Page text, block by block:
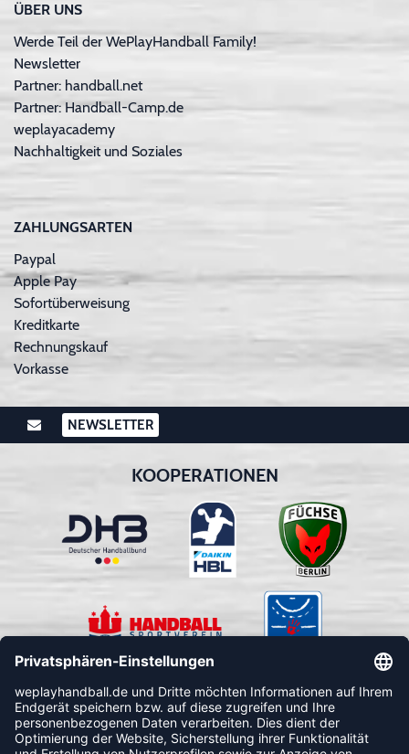
ÜBER UNS
Werde Teil der WePlayHandball Family!
Newsletter
Partner: handball.net
Partner: Handball-Camp.de
weplayacademy
Nachhaltigkeit und Soziales
ZAHLUNGSARTEN
Paypal
Apple Pay
Sofortüberweisung
Kreditkarte
Rechnungskauf
Vorkasse
NEWSLETTER
KOOPERATIONEN
FOLLOW US